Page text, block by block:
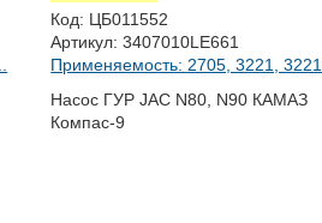
Код: ЦБ011552
Артикул: 3407010LE661
Применяемость: 2705, 3221,
Насос ГУР JAC N80, N90 КАМАЗ
Компас-9